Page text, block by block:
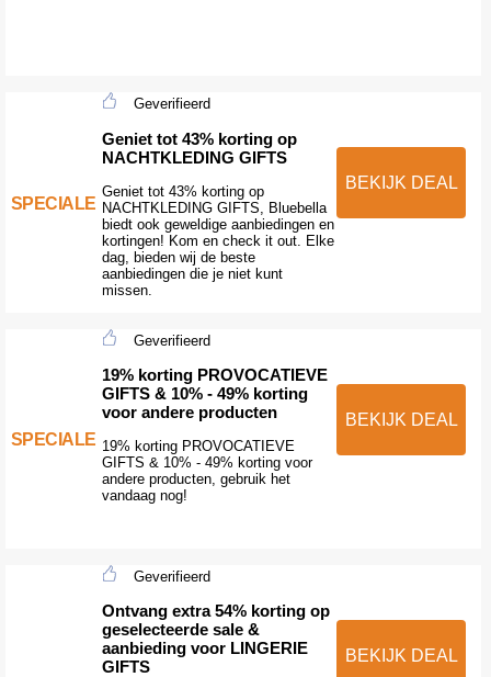
SPECIALE
Geverifieerd
Geniet tot 43% korting op
NACHTKLEDING GIFTS
Geniet tot 43% korting op
NACHTKLEDING GIFTS, Bluebella
biedt ook geweldige aanbiedingen en
kortingen! Kom en check it out. Elke
dag, bieden wij de beste
aanbiedingen die je niet kunt
missen.
BEKIJK DEAL
SPECIALE
Geverifieerd
19% korting PROVOCATIEVE
GIFTS & 10% - 49% korting
voor andere producten
19% korting PROVOCATIEVE
GIFTS & 10% - 49% korting voor
andere producten, gebruik het
vandaag nog!
BEKIJK DEAL
Geverifieerd
Ontvang extra 54% korting op
geselecteerde sale &
aanbieding voor LINGERIE
GIFTS
BEKIJK DEAL